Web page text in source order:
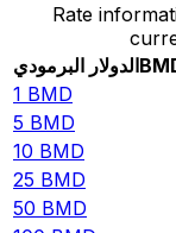
Rate
الدولار البرمودي
1 BMD
5 BMD
10 BMD
25 BMD
50 BMD